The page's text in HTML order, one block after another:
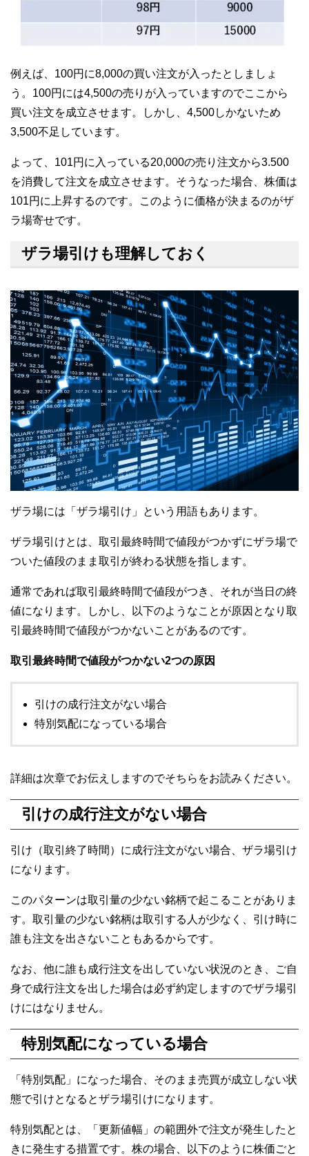
例えば、100円に8,000の買い注文が入ったとしましょ
う。100円には4,500の売りが入っていますのでここから
買い注文を成立させます。しかし、4,500しかないため
3,500不足しています。
よって、101円に入っている20,000の売り注文から3.500
を消費して注文を成立させます。そうなった場合、株価は
101円に上昇するのです。このように価格が決まるのがザ
ラ場寄せです。
ザラ場引けも理解しておく
ザラ場には「ザラ場引け」という用語もあります。
ザラ場引けとは、取引最終時間で値段がつかずにザラ場で
ついた値段のまま取引が終わる状態を指します。
通常であれば取引最終時間で値段がつき、それが当日の終
値になります。しかし、以下のようなことが原因となり取
引最終時間で値段がつかないことがあるのです。
取引最終時間で値段がつかない2つの原因
引けの成行注文がない場合
特別気配になっている場合
詳細は次章でお伝えしますのでそちらをお読みください。
引けの成行注文がない場合
引け（取引終了時間）に成行注文がない場合、ザラ場引け
になります。
このパターンは取引量の少ない銘柄で起こることがありま
す。取引量の少ない銘柄は取引する人が少なく、引け時に
誰も注文を出さないこともあるからです。
なお、他に誰も成行注文を出していない状況のとき、ご自
身で成行注文を出した場合は必ず約定しますのでザラ場引
けにはなりません。
特別気配になっている場合
「特別気配」になった場合、そのまま売買が成立しない状
態で引けとなるとザラ場引けになります。
特別気配とは、「更新値幅」の範囲外で注文が発生したと
きに発生する措置です。株の場合、以下のように株価ごと